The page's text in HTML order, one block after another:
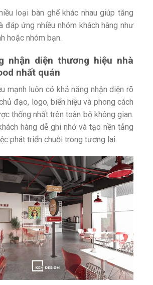
loại bàn ghế khác nhau giúp tăng
đáp ứng nhiều nhóm khách hàng như
hoặc nhóm bạn.
nhận diện thương hiệu nhà
nhất quán
mạnh luôn có khả năng nhận diện rõ
đạo, logo, biển hiệu và phong cách
thống nhất trên toàn bộ không gian.
hàng dễ ghi nhớ và tạo nền tảng
phát triển chuỗi trong tương lai.